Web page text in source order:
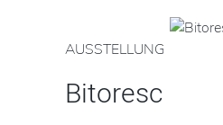
AUSSTELLUNG
Bitoresc